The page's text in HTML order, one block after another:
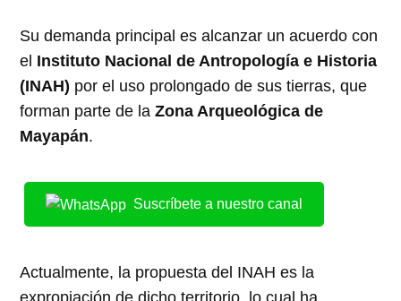
Su demanda principal es alcanzar un acuerdo con
el Instituto Nacional de Antropología e Historia
(INAH) por el uso prolongado de sus tierras, que
forman parte de laZona Arqueológica de
Mayapán.
Suscríbete a nuestro canal
Actualmente, la propuesta del INAH es la
expropiación de dicho territorio, lo cual ha